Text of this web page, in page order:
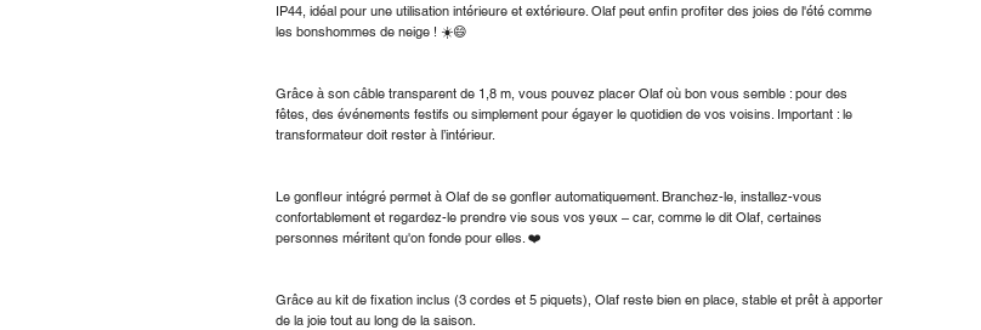
IP44, idéal pour une utilisation intérieure et extérieure. Olaf peut enfin profiter des joies de l'été comme
les bonshommes de neige ! ☀️😄
Grâce à son câble transparent de 1,8 m, vous pouvez placer Olaf où bon vous semble : pour des
fêtes, des événements festifs ou simplement pour égayer le quotidien de vos voisins. Important : le
transformateur doit rester à l’intérieur.
Le gonfleur intégré permet à Olaf de se gonfler automatiquement. Branchez-le, installez-vous
confortablement et regardez-le prendre vie sous vos yeux – car, comme le dit Olaf, certaines
personnes méritent qu'on fonde pour elles. ❤️
Grâce au kit de fixation inclus (3 cordes et 5 piquets), Olaf reste bien en place, stable et prêt à apporter
de la joie tout au long de la saison.